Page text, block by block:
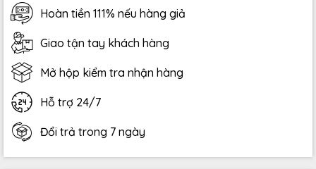
Hoàn tiền 111% nếu hàng giả
Giao tận tay khách hàng
Mở hộp kiểm tra nhận hàng
Hỗ trợ 24/7
Đổi trả trong 7 ngày